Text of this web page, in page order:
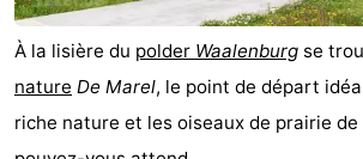
À la lisière du polder Waalenburg se
nature De Marel, le point de départ
riche nature et les oiseaux de prairie de